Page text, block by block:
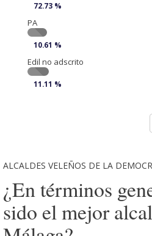
72.73 %
PA
10.61 %
Edil no adscrito
11.11 %
ALCALDES VELEÑOS DE LA
¿En términos
sido el mejor